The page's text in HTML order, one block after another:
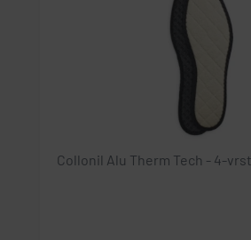
Collonil Alu Therm Tech - 4-